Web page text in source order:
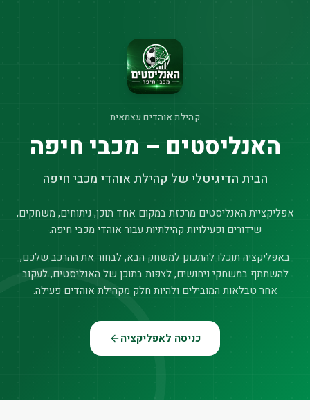
קהילת אוהדים עצמאית
האנליסטים – מכבי חיפה
הבית הדיגיטלי של קהילת אוהדי מכבי חיפה
אפליקציית האנליסטים מרכזת במקום אחד תוכן, ניתוחים, משחקים,
שידורים ופעילויות קהילתיות עבור אוהדי מכבי חיפה.
באפליקציה תוכלו להתכונן למשחק הבא, לבחור את ההרכב שלכם,
להשתתף במשחקי ניחושים, לצפות בתוכן של האנליסטים, לעקוב
אחר טבלאות המובילים ולהיות חלק מקהילת אוהדים פעילה.
כניסה לאפליקציה